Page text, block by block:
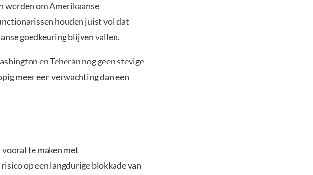
worden om Amerikaanse
houden juist vol dat
goedkeuring blijven vallen.
en Teheran nog geen stevige
meer een verwachting dan een
te maken met
op een langdurige blokkade van